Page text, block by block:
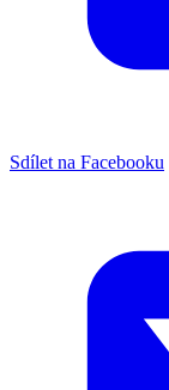
Sdílet na Facebooku